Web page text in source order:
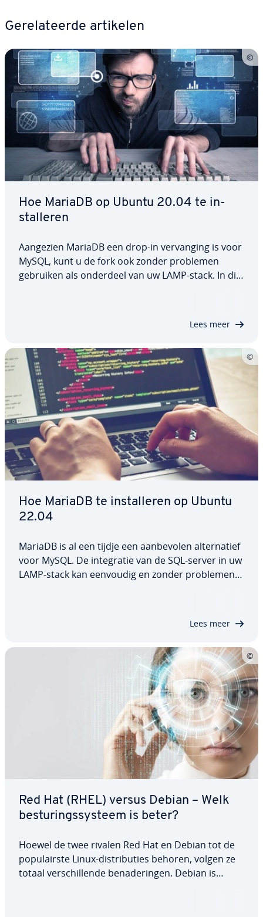
Ge­re­la­teer­de artikelen
Hoe MariaDB op Ubuntu 20.04 te in­
stal­le­ren
Aangezien MariaDB een drop-in ver­van­ging is voor
MySQL, kunt u de fork ook zonder problemen
gebruiken als onderdeel van uw LAMP-stack. In dit
Lees meer
Hoe MariaDB te in­stal­le­ren op Ubuntu
22.04
MariaDB is al een tijdje een aan­be­vo­len al­ter­na­tief
voor MySQL. De in­te­gra­tie van de SQL-server in uw
LAMP-stack kan eenvoudig en zonder problemen
Lees meer
Red Hat (RHEL) versus Debian – Welk
be­stu­rings­sys­teem is beter?
Hoewel de twee rivalen Red Hat en Debian tot de
po­pu­lair­ste Linux-dis­tri­bu­ties behoren, volgen ze
totaal ver­schil­len­de be­na­de­rin­gen. Debian is